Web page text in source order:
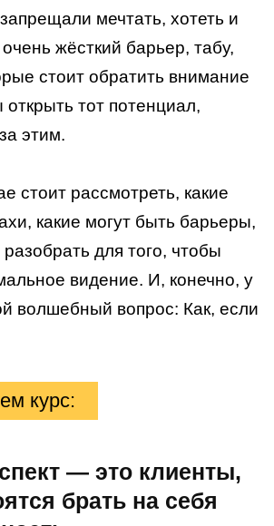
мечтать, хотеть и
жёсткий барьер, табу,
стоит обратить внимание
открыть тот потенциал,
этим.
стоит рассмотреть, какие
какие могут быть барьеры,
для того, чтобы
видение. И, конечно, у
волшебный вопрос: Как, если
курс:
— это клиенты,
брать на себя